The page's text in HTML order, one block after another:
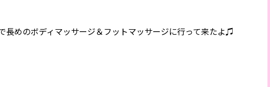
長めのボディマッサージ＆フットマッサージに行って来たよ♫